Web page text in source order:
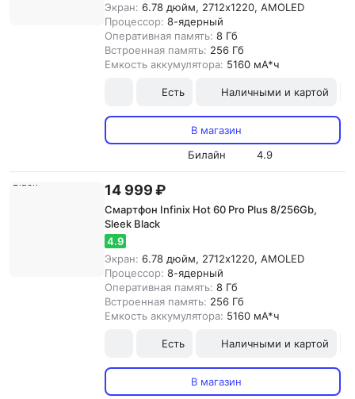
Экран: 6.78 дюйм, 2712x1220, AMOLED
Процессор: 8-ядерный
Оперативная память: 8 Гб
Встроенная память: 256 Гб
Емкость аккумулятора: 5160 мА*ч
Есть Наличными и картой
В магазин
Билайн
4.9
14 999 ₽
Смартфон Infinix Hot 60 Pro Plus 8/256Gb,
Sleek Black
4.9
Экран: 6.78 дюйм, 2712x1220, AMOLED
Процессор: 8-ядерный
Оперативная память: 8 Гб
Встроенная память: 256 Гб
Емкость аккумулятора: 5160 мА*ч
Есть Наличными и картой
В магазин